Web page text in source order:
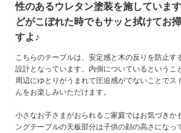
性のあるウレタン塗装を施していま
どがこぼれた時でもサッと拭けてお
すよ♪
こちらのテーブルは、安定感と木の反りを防止す
設計となっています。内側についているというこ
周辺にゆとりがうまれて圧迫感がでないことでス
んをお楽しみいただけます。
小さなお子さまがおられるご家庭ではお気づきか
ングテーブルの天板部分は子供の顔の高さになっ